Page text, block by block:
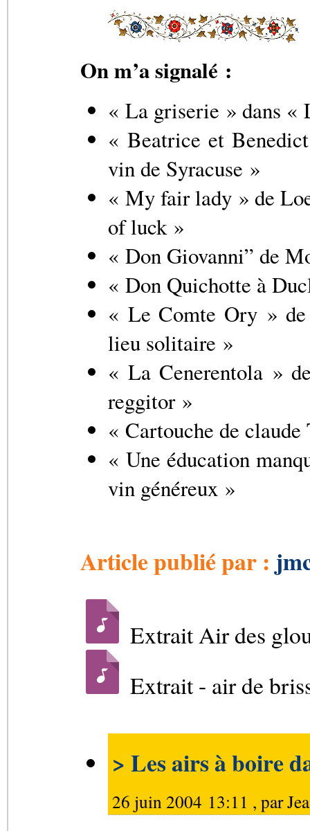
On m’a signalé :
« La griserie » dans «
« Beatrice et
vin de Syracuse »
« My fair lady » de
of luck »
« Don Giovanni” de
« Don Quichotte à
« Le Comte Ory »
lieu solitaire »
« La Cenerentola »
reggitor »
« Cartouche de claude
« Une éducation
vin généreux »
Article publié par :
Extrait Air des
Extrait - air de
> Les airs à boire
26 juin 2004 13:11 , par